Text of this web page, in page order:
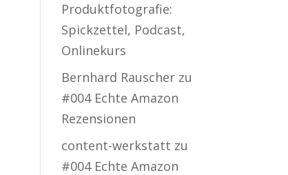
Produktfotografie:
Spickzettel, Podcast,
Onlinekurs
Bernhard Rauscher zu
#004 Echte Amazon
Rezensionen
content-werkstatt zu
#004 Echte Amazon